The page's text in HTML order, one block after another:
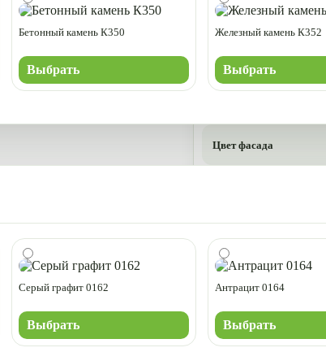
Бетонный камень К350
Выбрать
Железный камень К352
Выбрать
Цвет фасада
Серый графит 0162
Выбрать
Антрацит 0164
Выбрать